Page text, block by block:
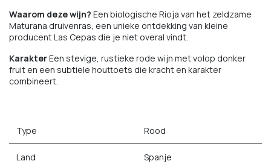
Waarom deze wijn? Een biologische Rioja van het zeldzame
Maturana druivenras, een unieke ontdekking van kleine
producent Las Cepas die je niet overal vindt.
KarakterEen stevige, rustieke rode wijn met volop donker
fruit en een subtiele houttoets die kracht en karakter
combineert.
Type Rood
Land Spanje